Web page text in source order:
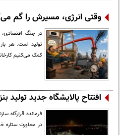
وقتی انرژی، مسیرش را گم
در جنگ
تولید است. هر
کمک می‌کنیم
افتتاح ‌پالایشگاه جدید تولید
فرمانده قرارگاه
در مجاورت ستاره